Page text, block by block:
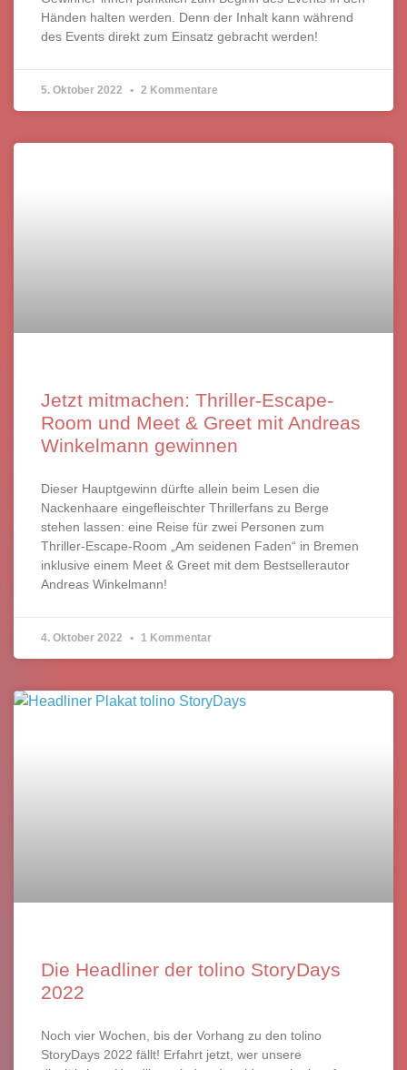
Händen halten werden. Denn der Inhalt kann während
des Events direkt zum Einsatz gebracht werden!
5. Oktober 2022 2 Kommentare
Jetzt mitmachen: Thriller-Escape-
Room und Meet & Greet mit Andreas
Winkelmann gewinnen
Dieser Hauptgewinn dürfte allein beim Lesen die
Nackenhaare eingefleischter Thrillerfans zu Berge
stehen lassen: eine Reise für zwei Personen zum
Thriller-Escape-Room „Am seidenen Faden“ in Bremen
inklusive einem Meet & Greet mit dem Bestsellerautor
Andreas Winkelmann!
4. Oktober 2022 1 Kommentar
Die Headliner der tolino StoryDays
2022
Noch vier Wochen, bis der Vorhang zu den tolino
StoryDays 2022 fällt! Erfahrt jetzt, wer unsere